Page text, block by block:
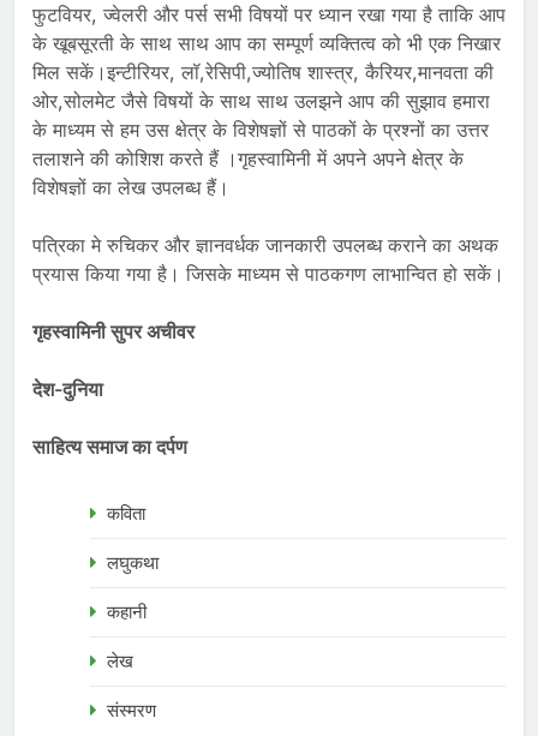
फुटवियर, ज्वेलरी और पर्स सभी विषयों पर ध्यान रखा गया है ताकि आप
के खूबसूरती के साथ साथ आप का सम्पूर्ण व्यक्तित्व को भी एक निखार
मिल सकें।इन्टीरियर, लॉ,रेसिपी,ज्योतिष शास्त्र, कैरियर,मानवता की
ओर,सोलमेट जैसे विषयों के साथ साथ उलझने आप की सुझाव हमारा
के माध्यम से हम उस क्षेत्र के विशेषज्ञों से पाठकों के प्रश्नों का उत्तर
तलाशने की कोशिश करते हैं ।गृहस्वामिनी में अपने अपने क्षेत्र के
विशेषज्ञों का लेख उपलब्ध हैं।
पत्रिका मे रुचिकर और ज्ञानवर्धक जानकारी उपलब्ध कराने का अथक
प्रयास किया गया है। जिसके माध्यम से पाठकगण लाभान्वित हो सकें।
गृहस्वामिनी सुपर अचीवर
देश-दुनिया
साहित्य समाज का दर्पण
कविता
लघुकथा
कहानी
लेख
संस्मरण